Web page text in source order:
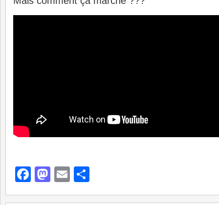
Facebook
Mastodon
Email